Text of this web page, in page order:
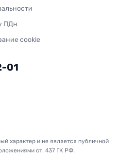
ПДн
cookie
01
характер и не является публичной
ст. 437 ГК РФ.